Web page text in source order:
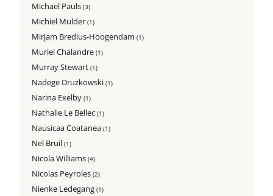
Michael Pauls(3)
Michiel Mulder(1)
Mirjam Bredius-Hoogendam(1)
Muriel Chalandre(1)
Murray Stewart(1)
Nadege Druzkowski(1)
Narina Exelby(1)
Nathalie Le Bellec(1)
Nausicaa Coatanea(1)
Nel Bruil(1)
Nicola Williams(4)
Nicolas Peyroles(2)
Nienke Ledegang(1)